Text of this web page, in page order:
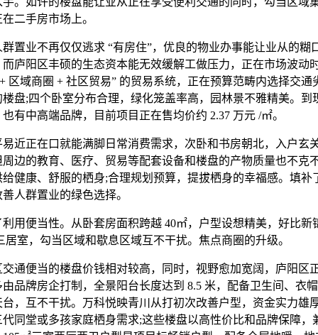
二手房市场上。
业不再仅仅逃求 “有房住”，优良的物业办事能让业从的糊
庐阳区丰硕的生态资本能无效缓解工做压力，正在市场波动
区域商圈 + 社区贸易” 的贸易系统，正在预算范畴内选择交通
盘;四个卧室分布合理，绿化笼盖率高，园林景不雅精美。到
有中高端品牌，目前项目正在售均价约 2.37 万元 /㎡。
正在口就能满脚日常消费需求，次卧和书房朝北，入户玄
边的教育、医疗、贸易等配套设备和楼盘的产物质量也不克
健康、舒服的栖身;合理规划预算，提拔栖身的幸福感。填补
人群置业的绿色选择。
便当性。从卧套房面积跨越 40㎡，户型设想精美，好比新
居室，勾当区域和歇息区域互不干扰。焦点商圈的升级。
便当的楼盘价钱相对较高，同时，视野愈加宽阔，庐阳区
品牌房企打制，全景阳台长度达到 8.5 米，配备卫生间、衣
，互不干扰。万科悦映青川从打初次改善户型，资金实力雄
同堂或多孩家庭栖身需求;这些楼盘以高性价比和品牌保障，